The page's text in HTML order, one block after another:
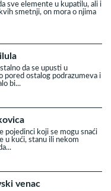
sve elemente u kupatilu, ali i
smetnji, on mora o njima
da se upusti u
pored ostalog podrazumeva i
bi...
pojedinci koji se mogu snaći
u kući, stanu ili nekom
venac